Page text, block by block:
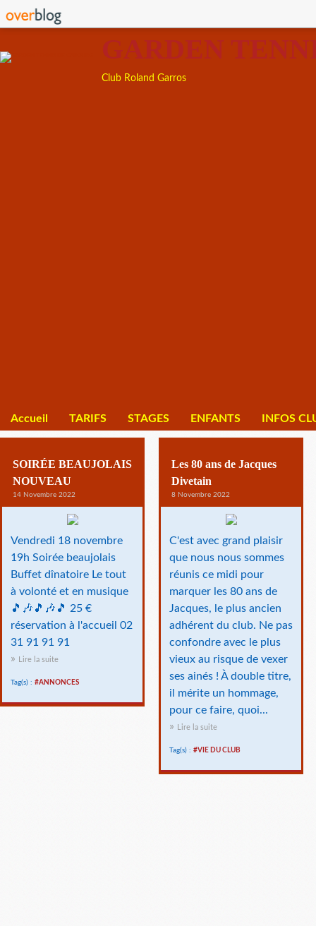
GARDEN
Club Roland Garros
Accueil TARIFS STAGES ENFANTS INFOS
SOIRÉE BEAUJOLAIS
NOUVEAU
14 Novembre 2022
Vendredi 18 novembre
19h Soirée beaujolais
Buffet dînatoire Le tout
à volonté et en musique
🎵🎶🎵🎶🎵 25 €
réservation à l'accueil 02
31 91 91 91
Lire la suite
Tag(s) : #ANNONCES
Les 80 ans de Jacques
Divetain
8 Novembre 2022
C'est avec grand plaisir
que nous nous sommes
réunis ce midi pour
marquer les 80 ans de
Jacques, le plus ancien
adhérent du club. Ne pas
confondre avec le plus
vieux au risque de vexer
ses ainés ! À double titre,
il mérite un hommage,
pour ce faire, quoi...
Lire la suite
Tag(s) : #VIE DU CLUB